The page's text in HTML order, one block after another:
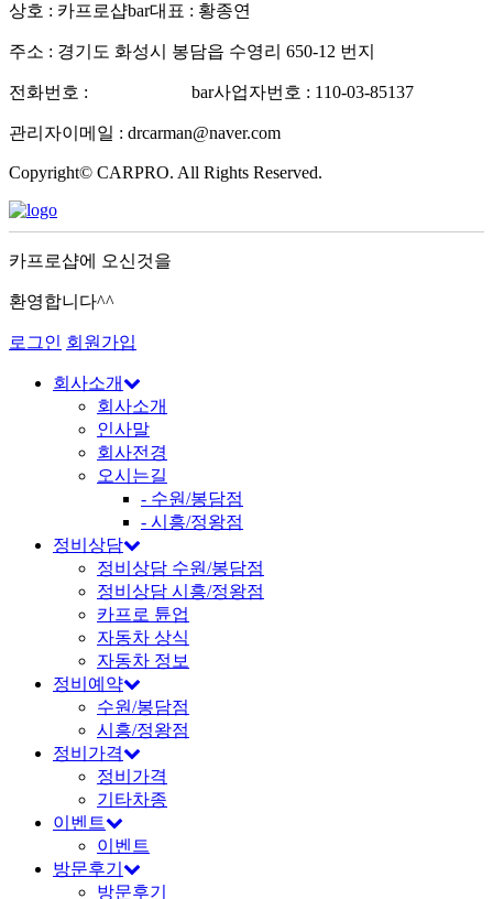
상호 : 카프로샵bar대표 : 황종연
주소 : 경기도 화성시 봉담읍 수영리 650-12 번지
전화번호 : bar사업자번호 : 110-03-85137
관리자이메일 : drcarman@naver.com
Copyright© CARPRO. All Rights Reserved.
카프로샵에 오신것을
환영합니다^^
로그인 회원가입
회사소개
회사소개
인사말
회사전경
오시는길
- 수원/봉담점
- 시흥/정왕점
정비상담
정비상담 수원/봉담점
정비상담 시흥/정왕점
카프로 튠업
자동차 상식
자동차 정보
정비예약
수원/봉담점
시흥/정왕점
정비가격
정비가격
기타차종
이벤트
이벤트
방문후기
방문후기